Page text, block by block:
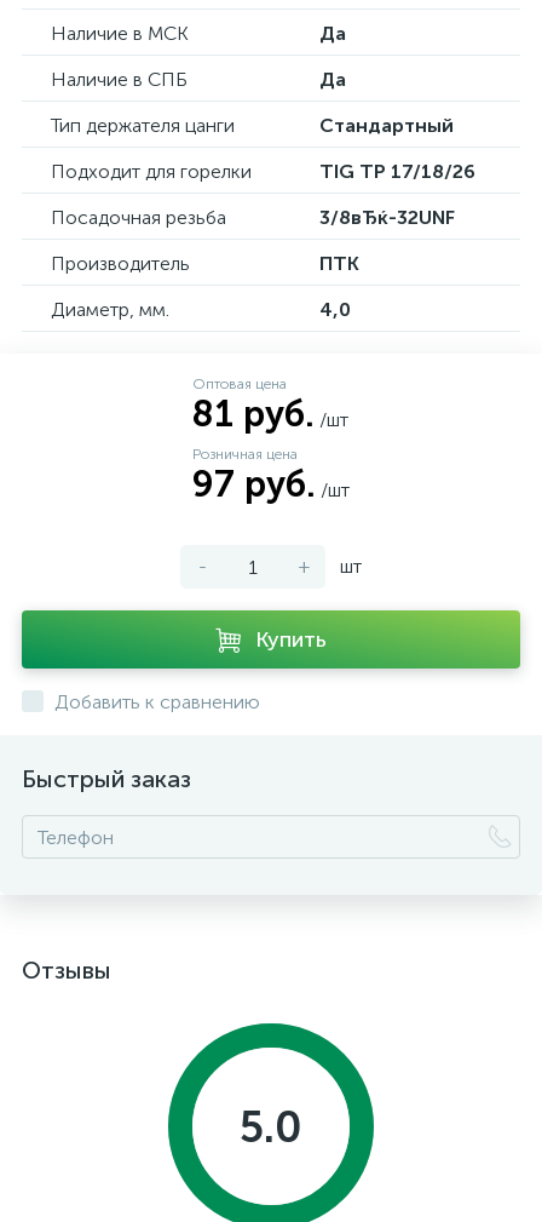
Наличие в МСК
Да
Наличие в СПБ
Да
Тип держателя цанги
Стандартный
Подходит для горелки
TIG TP 17/18/26
Посадочная резьба
3/8вЂќ-32UNF
Производитель
ПТК
Диаметр, мм.
4,0
Оптовая цена
81 руб. /шт
Розничная цена
97 руб. /шт
- + шт
Купить
Добавить к сравнению
Быстрый заказ
Отзывы
5.0